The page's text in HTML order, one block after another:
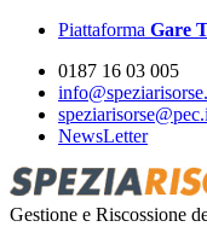
Piattaforma Gare
0187 16 03 005
NewsLetter
Gestione e Riscossione